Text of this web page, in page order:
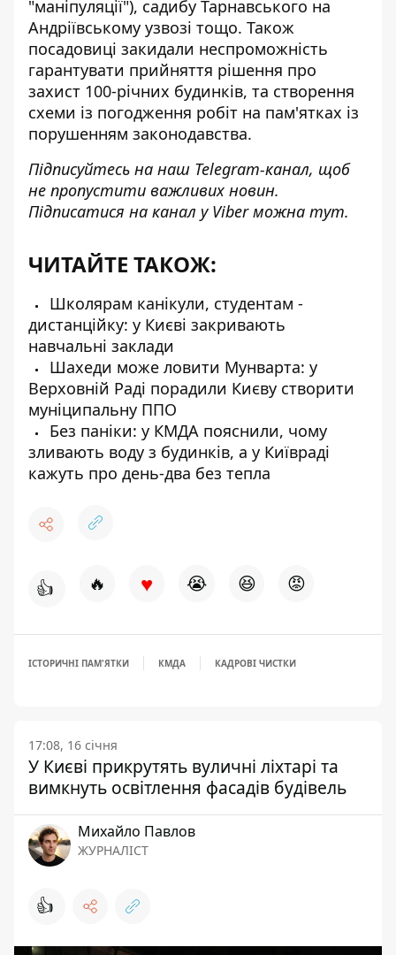
"маніпуляції"), садибу Тарнавського на
Андріївському узвозі тощо. Також
посадовиці закидали неспроможність
гарантувати прийняття рішення про
захист 100-річних будинків, та створення
схеми із погодження робіт на пам'ятках із
порушенням законодавства.
Підписуйтесь на наш Telegram-канал, щоб
не пропустити важливих новин.
Підписатися на канал у Viber можна тут.
ЧИТАЙТЕ ТАКОЖ:
Школярам канікули, студентам -
дистанційку: у Києві закривають
навчальні заклади
Шахеди може ловити Мунварта: у
Верховній Раді порадили Києву створити
муніципальну ППО
Без паніки: у КМДА пояснили, чому
зливають воду з будинків, а у Київраді
кажуть про день-два без тепла
👍 🔥 ♥ 😭 😆 😡
ІСТОРИЧНІ ПАМ'ЯТКИ КМДА КАДРОВІ ЧИСТКИ
17:08, 16 січня
У Києві прикрутять вуличні ліхтарі та
вимкнуть освітлення фасадів будівель
Михайло Павлов
ЖУРНАЛІСТ
👍